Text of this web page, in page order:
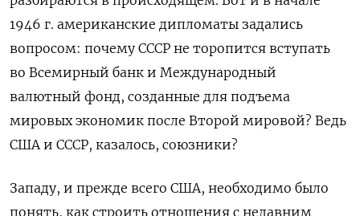
1946 г. американские дипломаты задались
вопросом: почему СССР не торопится вступать
во Всемирный банк и Международный
валютный фонд, созданные для подъема
мировых экономик после Второй мировой? Ведь
США и СССР, казалось, союзники?
Западу, и прежде всего США, необходимо было
понять, как строить отношения с недавним